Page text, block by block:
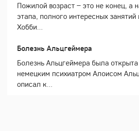
Пожилой возраст – это не конец, а
этапа, полного интересных занятий
Хобби...
Болезнь Альцгеймера
Болезнь Альцгеймера была открыта
немецким психиатром Алоисом
описал к...